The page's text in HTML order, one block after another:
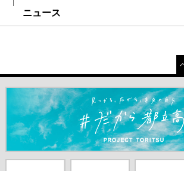
ニュース
＃だから都立高（別ウインドウが開きま